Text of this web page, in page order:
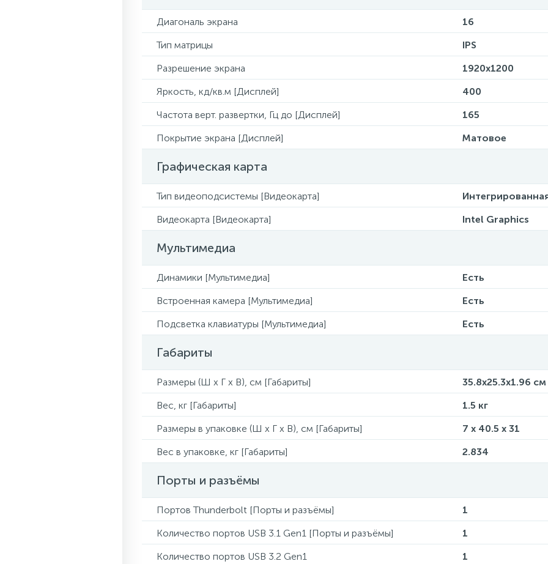
Диагональ экрана
16
Тип матрицы
IPS
Разрешение экрана
1920x1200
Яркость, кд/кв.м [Дисплей]
400
Частота верт. развертки, Гц до [Дисплей]
165
Покрытие экрана [Дисплей]
Матовое
Графическая карта
Тип видеоподсистемы [Видеокарта]
Видеокарта [Видеокарта]
Intel Graphics
Мультимедиа
Динамики [Мультимедиа]
Есть
Встроенная камера [Мультимедиа]
Есть
Подсветка клавиатуры [Мультимедиа]
Есть
Габариты
Размеры (Ш x Г x В), см [Габариты]
35.8x25.3x1.96 см
Вес, кг [Габариты]
1.5 кг
Размеры в упаковке (Ш x Г x В), см [Габариты]
7 x 40.5 x 31
Вес в упаковке, кг [Габариты]
2.834
Порты и разъёмы
Портов Thunderbolt [Порты и разъёмы]
1
Количество портов USB 3.1 Gen1 [Порты и разъёмы]
1
Количество портов USB 3.2 Gen1
1